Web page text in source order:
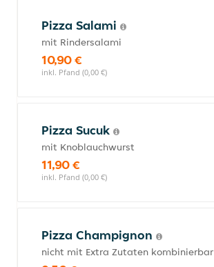
Pizza Salami
mit Rindersalami
10,90 €
inkl. Pfand (0,00 €)
Pizza Sucuk
mit Knoblauchwurst
11,90 €
inkl. Pfand (0,00 €)
Pizza Champignon
nicht mit Extra Zutaten kombinierbar